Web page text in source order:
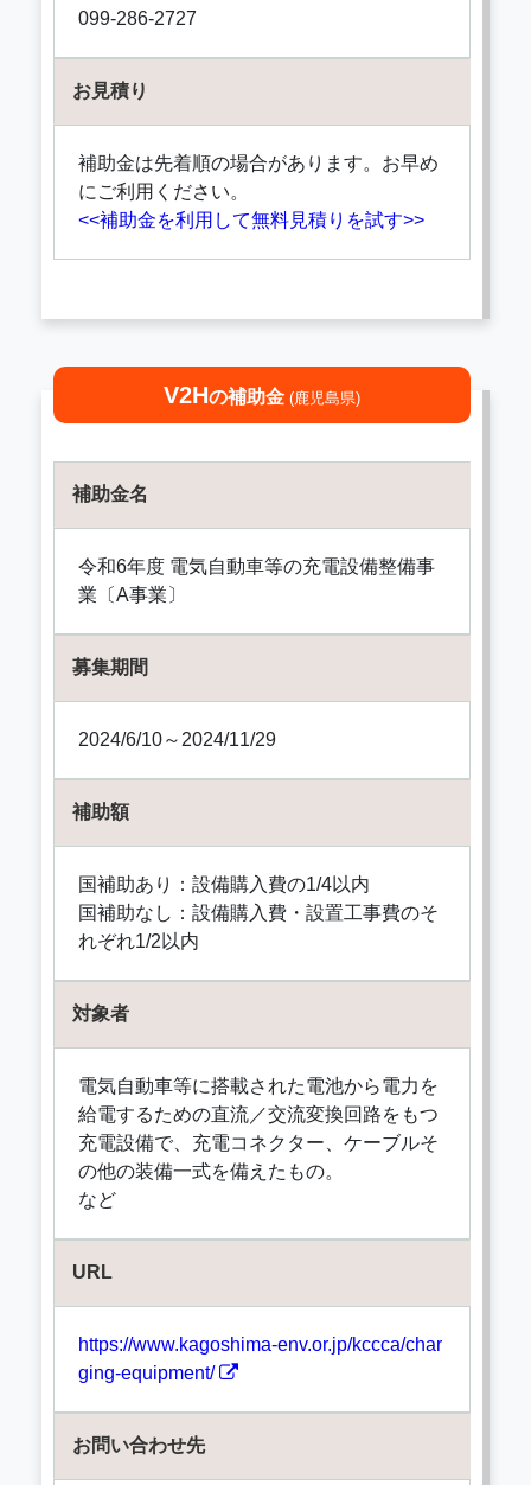
099-286-2727
お見積り
補助金は先着順の場合があります。お早め
にご利用ください。
<<補助金を利用して無料見積りを試す>>
V2Hの補助金 (鹿児島県)
補助金名
令和6年度 電気自動車等の充電設備整備事
業〔A事業〕
募集期間
2024/6/10～2024/11/29
補助額
国補助あり：設備購入費の1/4以内
国補助なし：設備購入費・設置工事費のそ
れぞれ1/2以内
対象者
電気自動車等に搭載された電池から電力を
給電するための直流／交流変換回路をもつ
充電設備で、充電コネクター、ケーブルそ
の他の装備一式を備えたもの。
など
URL
https://www.kagoshima-env.or.jp/kccca/char
ging-equipment/
お問い合わせ先